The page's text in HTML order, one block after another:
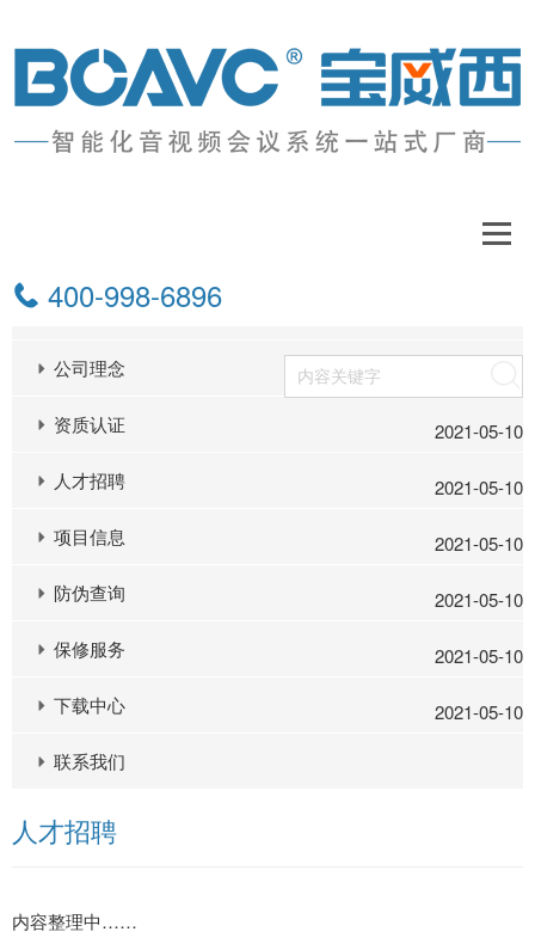
400-998-6896
公司介绍
公司理念
资质认证
2021-05-10
人才招聘
2021-05-10
项目信息
2021-05-10
防伪查询
2021-05-10
保修服务
2021-05-10
下载中心
2021-05-10
联系我们
人才招聘
内容整理中……